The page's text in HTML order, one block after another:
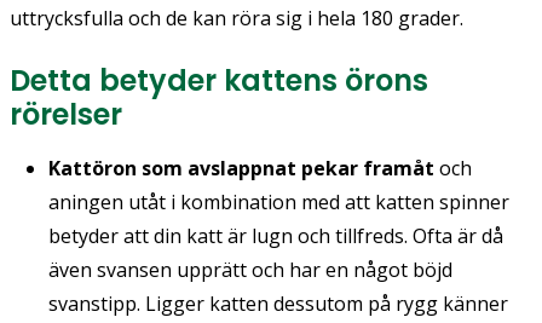
uttrycksfulla och de kan röra sig i hela 180 grader.
Detta betyder kattens örons
rörelser
Kattöron som avslappnat pekar framåt och
aningen utåt i kombination med att katten spinner
betyder att din katt är lugn och tillfreds. Ofta är då
även svansen upprätt och har en något böjd
svanstipp. Ligger katten dessutom på rygg känner